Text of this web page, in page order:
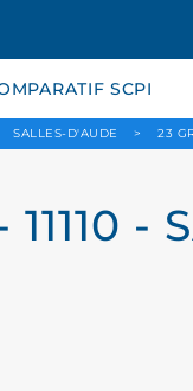
SCPI
SALLES-D'AUDE > 23
-